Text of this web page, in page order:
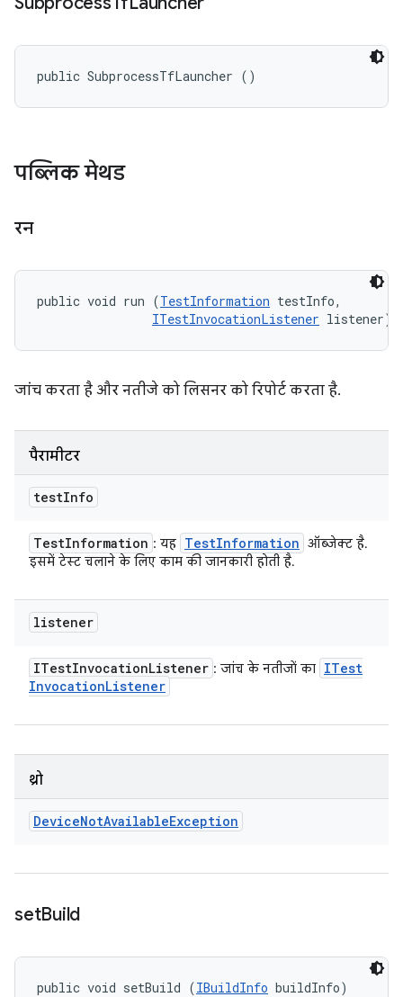
public SubprocessTfLauncher ()
पब्लिक मेथड
रन
public void run (TestInformation testInfo,
ITestInvocationListener listener)
जांच करता है और नतीजे को लिसनर को रिपोर्ट करता है.
पैरामीटर
testInfo
TestInformation : यह TestInformation ऑब्जेक्ट है.
इसमें टेस्ट चलाने के लिए काम की जानकारी होती है.
listener
ITestInvocationListener : जांच के नतीजों का ITest
InvocationListener
थ्रो
DeviceNotAvailableException
setBuild
public void setBuild (IBuildInfo buildInfo)